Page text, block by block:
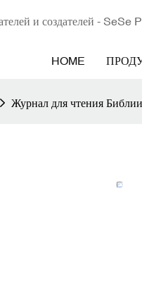
и создателей - SeSe
HOME
Журнал для чтения